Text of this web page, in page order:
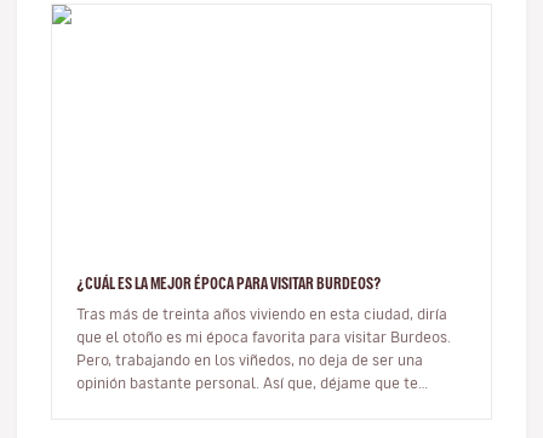
¿CUÁL ES LA MEJOR ÉPOCA PARA VISITAR BURDEOS?
Tras más de treinta años viviendo en esta ciudad, diría
que el otoño es mi época favorita para visitar Burdeos.
Pero, trabajando en los viñedos, no deja de ser una
opinión bastante personal. Así que, déjame que te